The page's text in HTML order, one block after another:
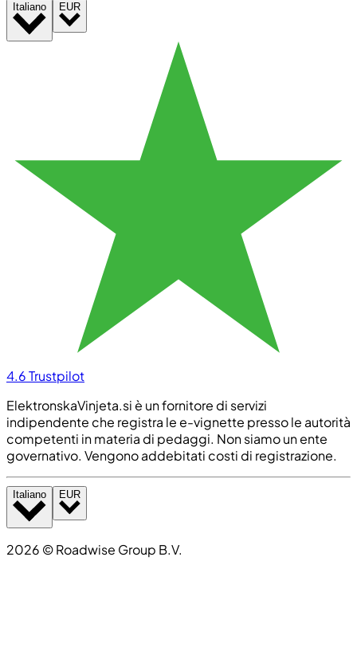
Italiano EUR
4.6Trustpilot
ElektronskaVinjeta.si è un fornitore di servizi
indipendente che registra le e-vignette presso le autorità
competenti in materia di pedaggi. Non siamo un ente
governativo. Vengono addebitati costi di registrazione.
Italiano EUR
2026 ©Roadwise Group B.V.